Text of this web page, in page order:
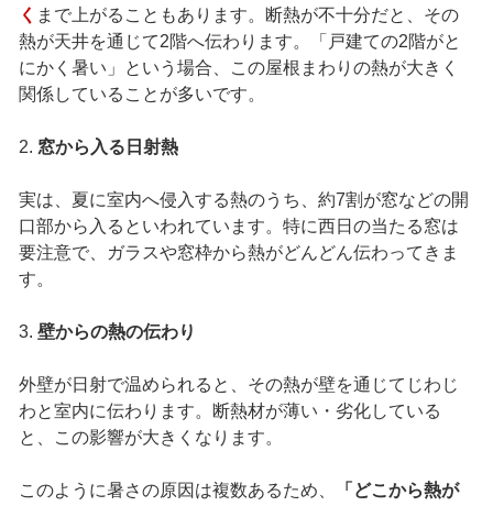
く まで上がることもあります。断熱が不十分だと、その
熱が天井を通じて2階へ伝わります。「戸建ての2階がと
にかく暑い」という場合、この屋根まわりの熱が大きく
関係していることが多いです。
2. 窓から入る日射熱
実は、夏に室内へ侵入する熱のうち、約7割が窓などの開
口部から入るといわれています。特に西日の当たる窓は
要注意で、ガラスや窓枠から熱がどんどん伝わってきま
す。
3. 壁からの熱の伝わり
外壁が日射で温められると、その熱が壁を通じてじわじ
わと室内に伝わります。断熱材が薄い・劣化している
と、この影響が大きくなります。
このように暑さの原因は複数あるため、
「どこから熱が